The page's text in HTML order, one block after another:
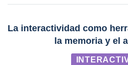
La interactividad como
la memoria y el